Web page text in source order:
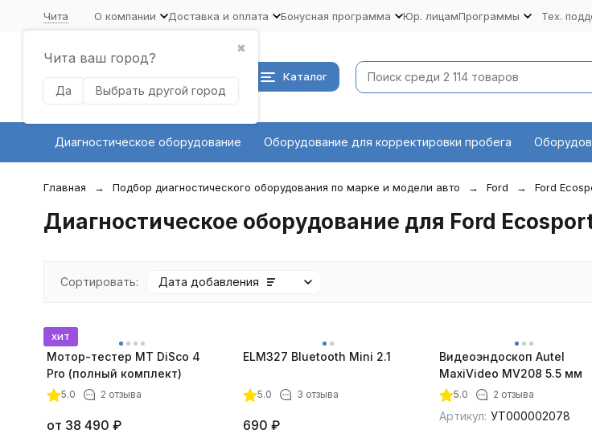
Чита
✖
Чита ваш город?
Да Выбрать другой город
О компании Доставка и оплата Бонусная программа Юр. лицамПрограммы Тех.
Каталог
Диагностическое оборудование Оборудование для корректировки пробега
Главная Подбор диагностического оборудования по марке и модели авто Ford Ford
Диагностическое оборудование для Ford
Сортировать: Дата добавления
хит
Мотор-тестер MT DiSco 4
Pro (полный комплект)
5.0 2 отзыва
от 38 490 ₽
ELM327 Bluetooth Mini 2.1
5.0 3 отзыва
690 ₽
Видеоэндоскоп Autel
MaxiVideo MV208 5.5 мм
5.0 2 отзыва
Артикул: УТ000002078